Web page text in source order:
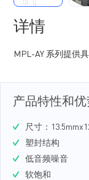
详情
MPL-AY 系列提供
产品特性和优
尺寸：
塑封结构
低音频噪音
软饱和